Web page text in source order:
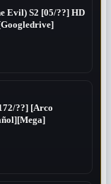
Evil) S2 [05/??] HD
??] [Arco